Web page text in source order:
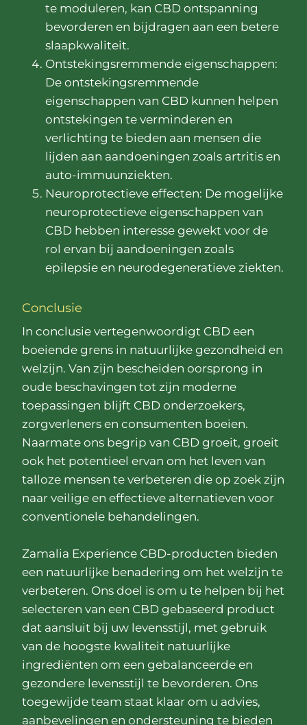
te moduleren, kan CBD ontspanning
bevorderen en bijdragen aan een betere
slaapkwaliteit.
Ontstekingsremmende eigenschappen:
De ontstekingsremmende
eigenschappen van CBD kunnen helpen
ontstekingen te verminderen en
verlichting te bieden aan mensen die
lijden aan aandoeningen zoals artritis en
auto-immuunziekten.
Neuroprotectieve effecten: De mogelijke
neuroprotectieve eigenschappen van
CBD hebben interesse gewekt voor de
rol ervan bij aandoeningen zoals
epilepsie en neurodegeneratieve ziekten.
Conclusie
In conclusie vertegenwoordigt CBD een
boeiende grens in natuurlijke gezondheid en
welzijn. Van zijn bescheiden oorsprong in
oude beschavingen tot zijn moderne
toepassingen blijft CBD onderzoekers,
zorgverleners en consumenten boeien.
Naarmate ons begrip van CBD groeit, groeit
ook het potentieel ervan om het leven van
talloze mensen te verbeteren die op zoek zijn
naar veilige en effectieve alternatieven voor
conventionele behandelingen.
Zamalia Experience CBD-producten bieden
een natuurlijke benadering om het welzijn te
verbeteren. Ons doel is om u te helpen bij het
selecteren van een CBD gebaseerd product
dat aansluit bij uw levensstijl, met gebruik
van de hoogste kwaliteit natuurlijke
ingrediënten om een gebalanceerde en
gezondere levensstijl te bevorderen. Ons
toegewijde team staat klaar om u advies,
aanbevelingen en ondersteuning te bieden